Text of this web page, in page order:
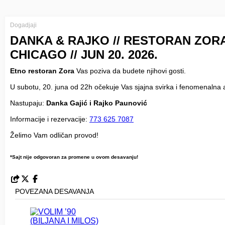
Dogadjaji
DANKA & RAJKO // RESTORAN
CHICAGO // JUN 20. 2026.
Etno restoran Zora Vas poziva da budete njihovi gosti.
U subotu, 20. juna od 22h očekuje Vas sjajna svirka i fenomenalna
Nastupaju: Danka Gajić i Rajko Paunović
Informacije i rezervacije: 773 625 7087
Želimo Vam odličan provod!
*Sajt nije odgovoran za promene u ovom desavanju!
POVEZANA DESAVANJA